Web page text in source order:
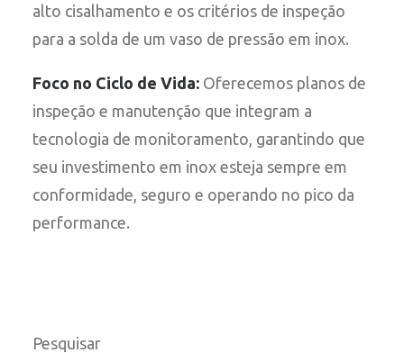
alto cisalhamento e os critérios de inspeção
para a solda de um vaso de pressão em inox.
Foco no Ciclo de Vida: Oferecemos planos de
inspeção e manutenção que integram a
tecnologia de monitoramento, garantindo que
seu investimento em inox esteja sempre em
conformidade, seguro e operando no pico da
performance.
Pesquisar